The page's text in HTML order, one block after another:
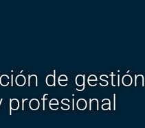
de gestión
profesional